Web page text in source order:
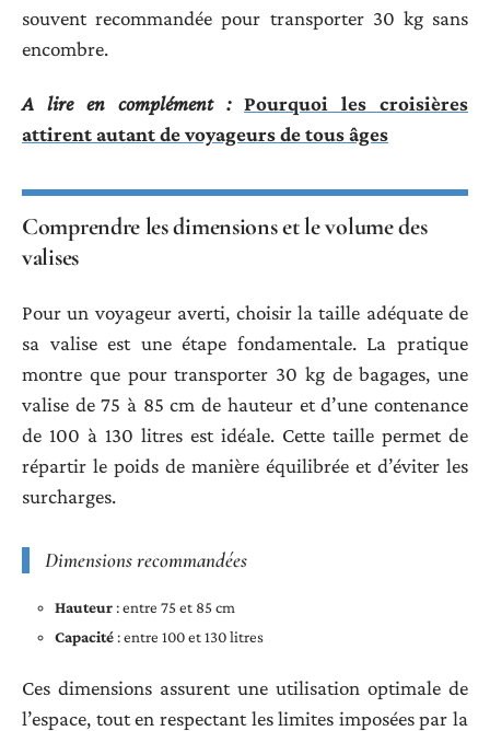
souvent recommandée pour transporter 30 kg sans
encombre.
A lire en complément : Pourquoi les croisières
attirent autant de voyageurs de tous âges
Comprendre les dimensions et le volume des
valises
Pour un voyageur averti, choisir la taille adéquate de
sa valise est une étape fondamentale. La pratique
montre que pour transporter 30 kg de bagages, une
valise de 75 à 85 cm de hauteur et d’une contenance
de 100 à 130 litres est idéale. Cette taille permet de
répartir le poids de manière équilibrée et d’éviter les
surcharges.
Dimensions recommandées
Hauteur: entre 75 et 85 cm
Capacité: entre 100 et 130 litres
Ces dimensions assurent une utilisation optimale de
l’espace, tout en respectant les limites imposées par la